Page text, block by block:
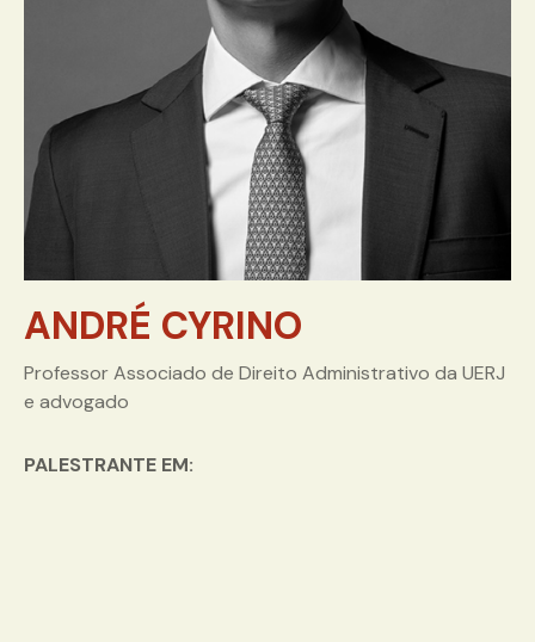
ANDRÉ CYRINO
Professor Associado de Direito Administrativo da UERJ
e advogado
PALESTRANTE EM: